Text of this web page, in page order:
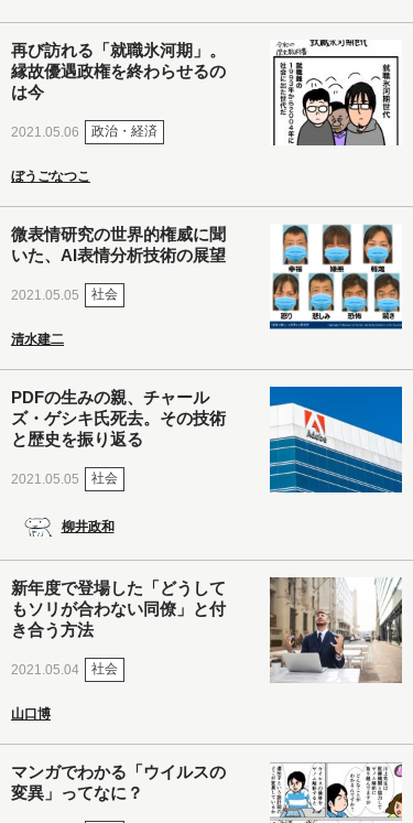
再び訪れる「就職氷河期」。
縁故優遇政権を終わらせるの
は今
2021.05.06 政治・経済
ぼうごなつこ
微表情研究の世界的権威に聞
いた、AI表情分析技術の展望
2021.05.05 社会
清水建二
PDFの生みの親、チャール
ズ・ゲシキ氏死去。その技術
と歴史を振り返る
2021.05.05 社会
柳井政和
新年度で登場した「どうして
もソリが合わない同僚」と付
き合う方法
2021.05.04 社会
山口博
マンガでわかる「ウイルスの
変異」ってなに？